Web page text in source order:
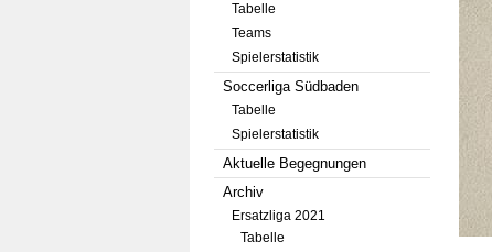
Tabelle
Teams
Spielerstatistik
Soccerliga Südbaden
Tabelle
Spielerstatistik
Aktuelle Begegnungen
Archiv
Ersatzliga 2021
Tabelle